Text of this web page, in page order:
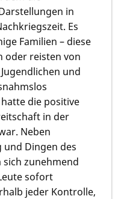
in
Es
Familien – diese
oder reisten von
und
die positive
in der
Neben
Dingen des
zunehmend
sofort
jeder Kontrolle,